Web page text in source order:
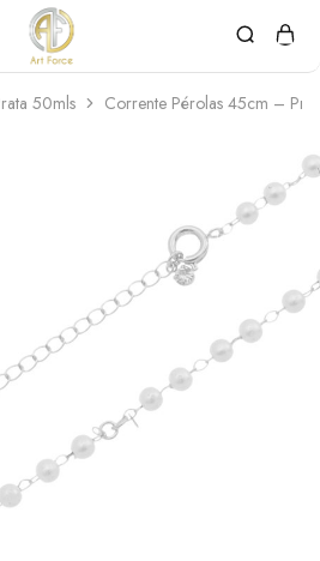
50mls Corrente Pérolas 45cm –